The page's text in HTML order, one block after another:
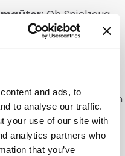
and ads, to
to analyse our traffic.
your use of our site with
analytics partners who
that you’ve
Ob Spielzeug,
–
Ihren Produkten ein
oder Lager.
frische Verpackung von
mit integriertem
lässt Gase
und Sauerstoff